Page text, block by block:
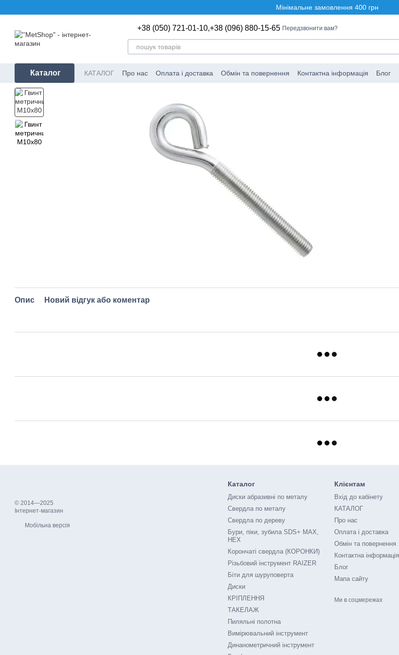
Мінімальне замовлення 400 грн
+38 (050) 721-01-10,+38 (096) 880-15-65 Передзвонити вам?
Каталог КАТАЛОГ Про нас Оплата і доставка Обмін та повернення Контактна інформація Блог
Опис Новий відгук або коментар
© 2014—2025
Інтернет-магазин
Мобільна версія
Каталог
Диски абразивні по металу
Свердла по металу
Свердла по дереву
Бури, піки, зубила SDS+ MAX,
HEX
Корончаті свердла (КОРОНКИ)
Різьбовий інструмент RAIZER
Біти для шуруповерта
Диски
КРІПЛЕННЯ
ТАКЕЛАЖ
Пиляльні полотна
Вимірювальний інструмент
Динанометричний інструмент
Клієнтам
Вхід до кабінету
КАТАЛОГ
Про нас
Оплата і доставка
Обмін та повернення
Контактна інформація
Блог
Мапа сайту
Ми в соцмережах